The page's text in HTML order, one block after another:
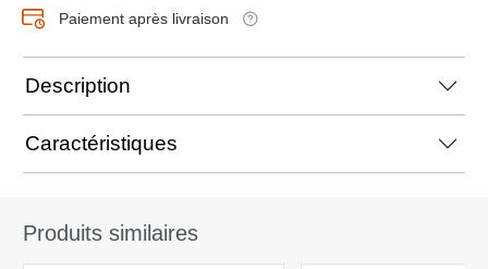
Paiement après livraison
Description
Caractéristiques
Produits similaires